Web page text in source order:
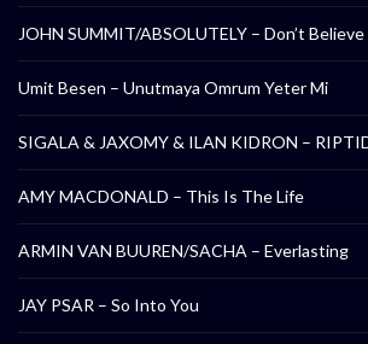
JOHN SUMMIT/ABSOLUTELY – Don’t
Umit Besen – Unutmaya Omrum Yeter Mi
SIGALA & JAXOMY & ILAN KIDRON –
AMY MACDONALD – This Is The Life
ARMIN VAN BUUREN/SACHA – Everlasting
JAY PSAR – So Into You